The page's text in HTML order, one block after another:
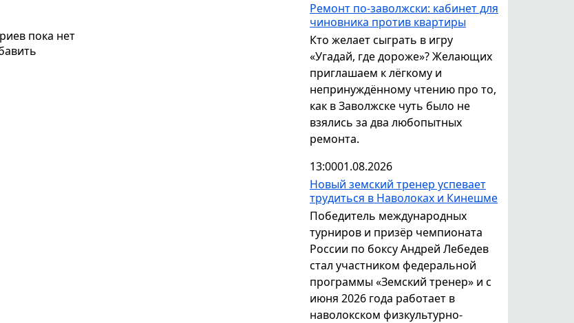
Ремонт по-заволжски: кабинет для
чиновника против квартиры
Кто желает сыграть в игру
«Угадай, где дороже»? Желающих
приглашаем к лёгкому и
непринуждённому чтению про то,
как в Заволжске чуть было не
взялись за два любопытных
ремонта.
13:0001.08.2026
Новый земский тренер успевает
трудиться в Наволоках и Кинешме
Победитель международных
турниров и призёр чемпионата
России по боксу Андрей Лебедев
стал участником федеральной
программы «Земский тренер» и с
июня 2026 года работает в
наволокском физкультурно-
пока нет